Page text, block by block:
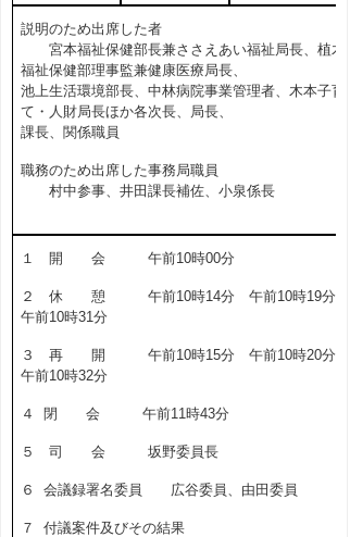
説明のため出席した者
宮本福祉保健部長兼ささえあい福祉局長、植木
福祉保健部理事監兼健康医療局長、
池上生活環境部長、中林病院事業管理者、木本子育
て・人財局長ほか各次長、局長、
課長、関係職員
職務のため出席した事務局職員
村中参事、井田課長補佐、小泉係長
１ 開 会 午前10時00分
２ 休 憩 午前10時14分 午前10時19分
午前10時31分
３ 再 開 午前10時15分 午前10時20分
午前10時32分
４ 閉 会 午前11時43分
５ 司 会 坂野委員長
６ 会議録署名委員 広谷委員、由田委員
７ 付議案件及びその結果